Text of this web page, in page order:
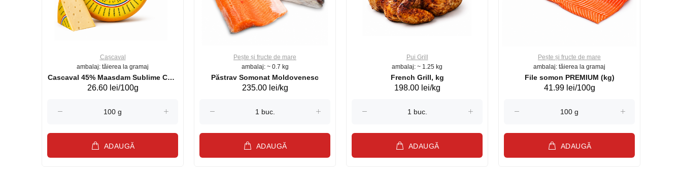
Cașcaval
ambalaj: tăierea la gramaj
Cascaval 45% Maasdam Sublime Cow
(075002)
26.60 lei/100g
ADAUGĂ
Pește și fructe de mare
ambalaj: ~ 0.7 kg
Păstrav Somonat Moldovenesc
235.00 lei/kg
ADAUGĂ
Pui Grill
ambalaj: ~ 1.25 kg
French Grill, kg
198.00 lei/kg
ADAUGĂ
Pește și fructe de mare
ambalaj: tăierea la gramaj
File somon PREMIUM (kg)
41.99 lei/100g
ADAUGĂ